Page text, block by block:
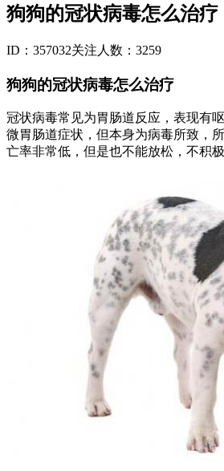
狗狗的冠状病毒怎么治疗
ID：357032关注人数：3259
狗狗的冠状病毒怎么治疗
冠状病毒常见为胃肠道反应，表现有
微胃肠道症状，但本身为病毒所致，
亡率非常低，但是也不能放松，不积